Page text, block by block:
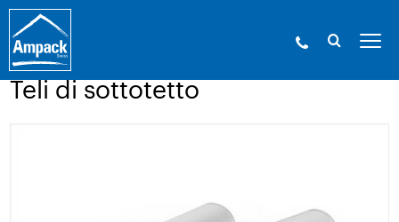
Ampack - Gli esperti in involucri edilizi. Dal
1946.»Prodotti
Teli di sottotetto